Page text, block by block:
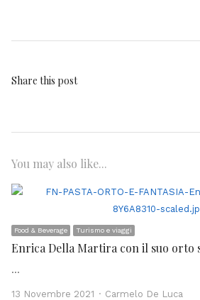
Share this post
You may also like...
Food & Beverage Turismo e viaggi
Enrica Della Martira con il suo orto
…
13 Novembre 2021 Author
Carmelo De Luca